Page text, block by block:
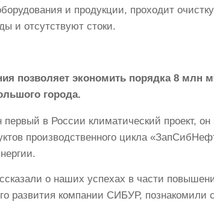
и продукции, проходит
и отсутствуют стоки.
позволяет экономить порядка 8 млн
города.
в России климатический проект,
производственного цикла
о наших успехах в части
развития компании СИБУР,